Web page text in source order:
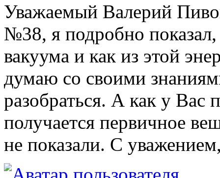
Уважаемый Валерий
№38, я подробно показал,
вакуума и как из этой
думаю со своими
разобраться. А как у Вас
получается первичное
не показали. С